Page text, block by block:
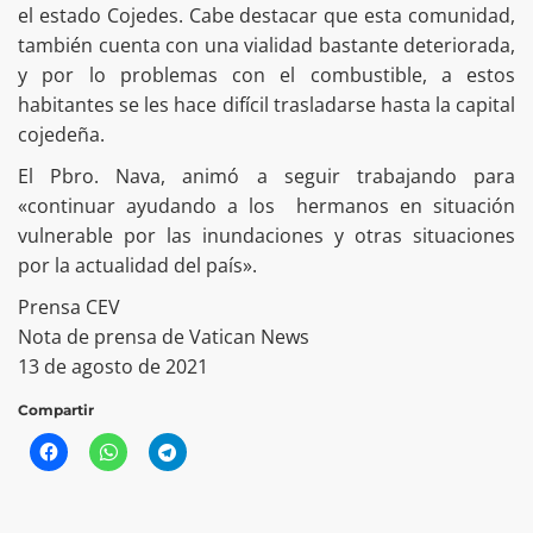
el estado Cojedes. Cabe destacar que esta comunidad,
también cuenta con una vialidad bastante deteriorada,
y por lo problemas con el combustible, a estos
habitantes se les hace difícil trasladarse hasta la capital
cojedeña.
El Pbro. Nava, animó a seguir trabajando para
«continuar ayudando a los hermanos en situación
vulnerable por las inundaciones y otras situaciones
por la actualidad del país».
Prensa CEV
Nota de prensa de Vatican News
13 de agosto de 2021
Compartir